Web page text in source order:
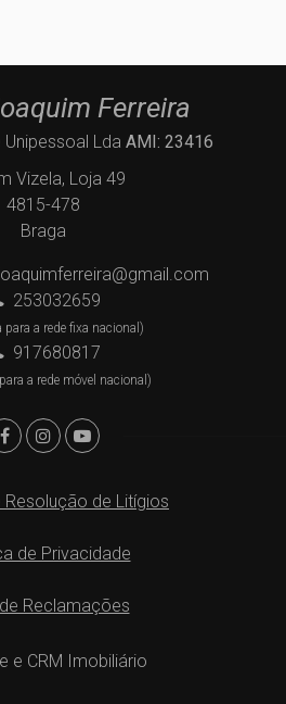
Ferreira
Unipessoal Lda AMI: 23416
Vizela, Loja 49
4815-478
Braga
253032659
para a rede fixa nacional)
917680817
a rede móvel nacional)
Resolução de Litígios
de Privacidade
Reclamações
e CRM Imobiliário